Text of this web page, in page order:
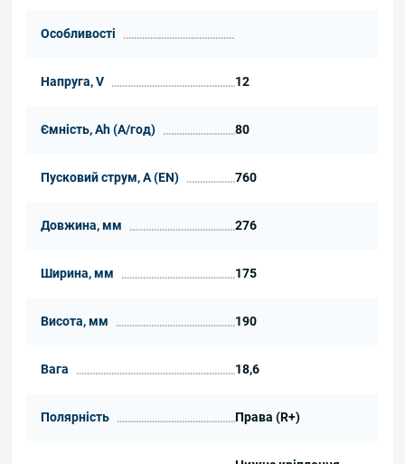
Особливості
Напруга, V 12
Ємність, Ah (А/год) 80
Пусковий струм, А (EN) 760
Довжина, мм 276
Ширина, мм 175
Висота, мм 190
Вага 18,6
Полярність Права (R+)